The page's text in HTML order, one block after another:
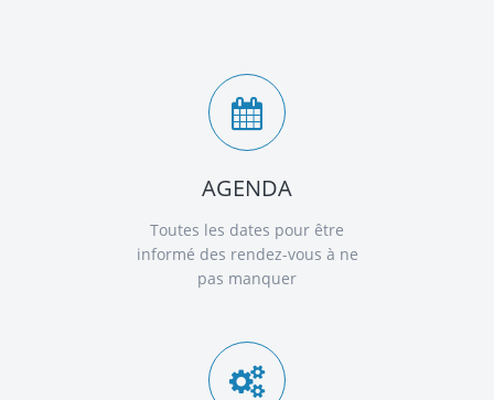
AGENDA
Toutes les dates pour être
informé des rendez-vous à ne
pas manquer